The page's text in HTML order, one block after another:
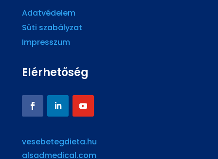
Adatvédelem
Süti szabályzat
Impresszum
Elérhetőség
vesebetegdieta.hu
alsadmedical.com